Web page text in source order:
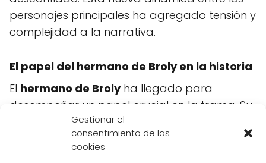
Gestionar el
consentimiento de las
cookies
personajes principales ha agregado tensión y
complejidad a la narrativa.
El papel del hermano de Broly en la historia
El hermano de Brolyha llegado para
desempeñar un papel crucial en la trama. Su
aparición ha abierto nuevas posibilidades
para el desarrollo de la historia y ha
introducido nuevos conflictos y desafíos para